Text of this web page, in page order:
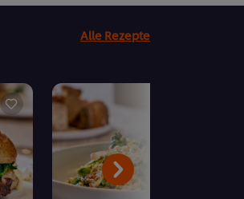
Alle Rezepte